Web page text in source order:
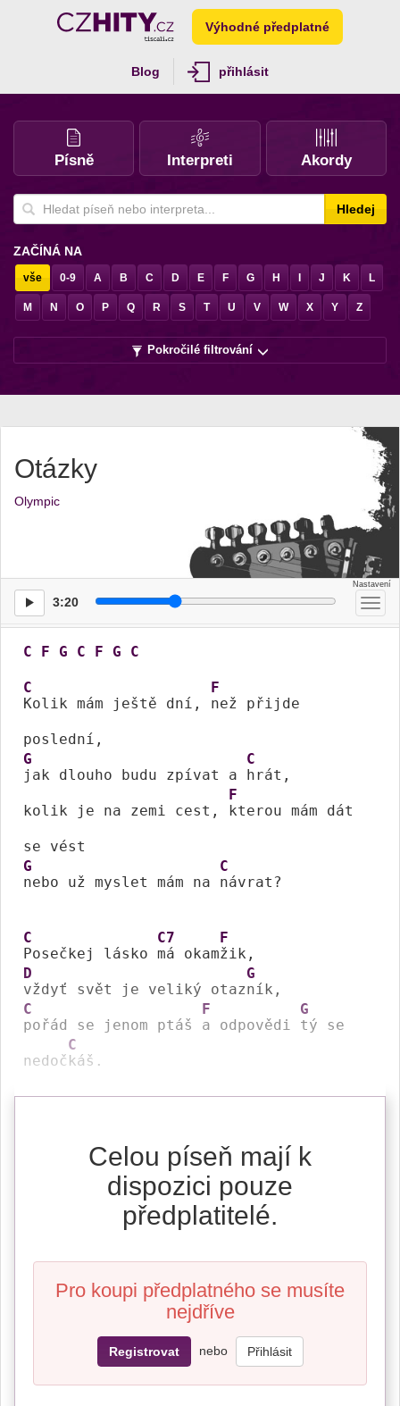
Výhodné předplatné
Blog přihlásit
Písně Interpreti Akordy
Hledej
ZAČÍNÁ NA
vše 0-9 A B C D E F G H J K L
M N O P Q R S T U V W X Y Z
Pokročilé filtrování
Otázky
Olympic
3:20
C F G C F G C
C
Kolik mám ještě dní,
F
než přijde
G
jak dlouho budu zpívat a
C
hrát,
kolik je na zemi cest,
F
kterou mám dát
G
nebo už myslet mám na
C
návrat?
C
Posečkej lásko
C7
má okam
F
D
vždyť svět je veliký otaz
G
C
pořád se jenom ptáš
F
a odpovědi
G
tý se
nedoč
C
káš.
Celou píseň mají k
dispozici pouze
předplatitelé.
Pro koupi předplatného se musíte
nejdříve
Registrovat nebo Přihlásit